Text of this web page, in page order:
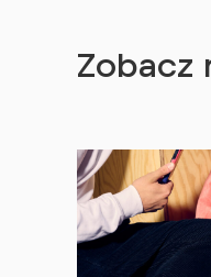
Zobacz